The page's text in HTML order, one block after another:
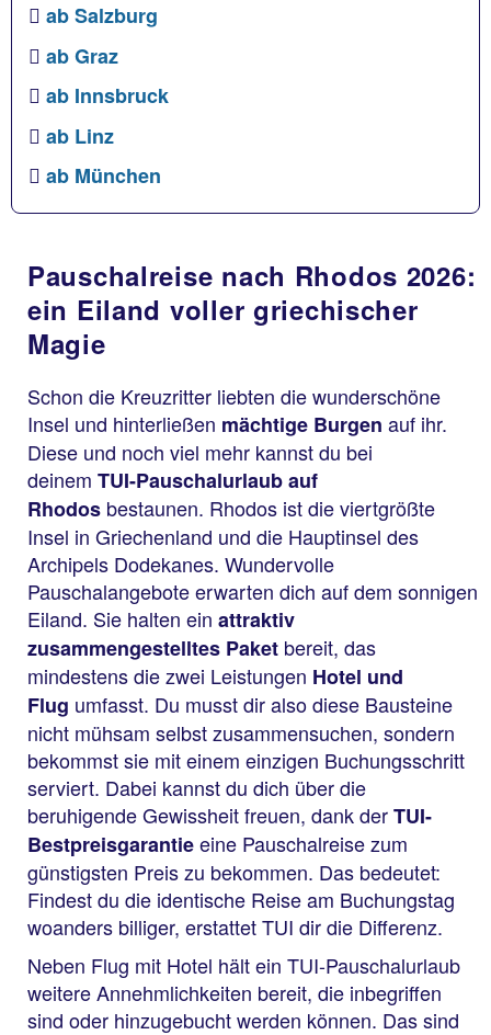
ab Salzburg
ab Graz
ab Innsbruck
ab Linz
ab München
Pauschalreise nach Rhodos 2026:
ein Eiland voller griechischer
Magie
Schon die Kreuzritter liebten die wunderschöne
Insel und hinterließen mächtige Burgen auf ihr.
Diese und noch viel mehr kannst du bei
deinem TUI-Pauschalurlaub auf
Rhodos bestaunen. Rhodos ist die viertgrößte
Insel in Griechenland und die Hauptinsel des
Archipels Dodekanes. Wundervolle
Pauschalangebote erwarten dich auf dem sonnigen
Eiland. Sie halten ein attraktiv
zusammengestelltes Paket bereit, das
mindestens die zwei Leistungen Hotel und
Flug umfasst. Du musst dir also diese Bausteine
nicht mühsam selbst zusammensuchen, sondern
bekommst sie mit einem einzigen Buchungsschritt
serviert. Dabei kannst du dich über die
beruhigende Gewissheit freuen, dank derTUI-
Bestpreisgarantieeine Pauschalreise zum
günstigsten Preis zu bekommen. Das bedeutet:
Findest du die identische Reise am Buchungstag
woanders billiger, erstattet TUI dir die Differenz.
Neben Flug mit Hotel hält ein TUI-Pauschalurlaub
weitere Annehmlichkeiten bereit, die inbegriffen
sind oder hinzugebucht werden können. Das sind